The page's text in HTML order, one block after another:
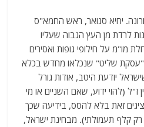
יחיא סנואר, ראש החמא"ס
לרדת מן העץ הגבוה שעליו
מו"מ על חילופי גופות ואסירים
"עסקת שליט" שנכלאו מחדש בכלא
יודעת היטב, אודות גורל
ז"ל (להוי ידוע, שאם השניים או מי
זאת בלא להסס, בידיעה שכך
קלף תעמולתי). מבחינת ישראל,